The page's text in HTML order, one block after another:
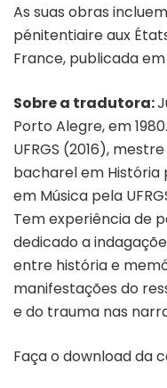
As suas obras
pénitentiaire aux
France, publicada em
Sobre a tradutora:
Porto Alegre, em
UFRGS (2016),
bacharel em História
em Música pela
Tem experiência de
dedicado a
entre história e
manifestações do
e do trauma nas
Faça o download da